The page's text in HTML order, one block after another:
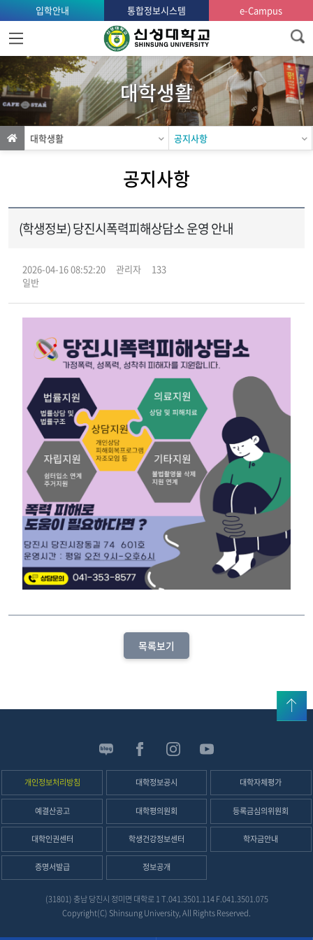
홈
으
로
가
기
입학안내 통합정보시스템 e-Campus
대학생활
대학생활 공지사항
공지사항
(학생정보) 당진시폭력피해상담소 운영 안내
2026-04-16 08:52:20 관리자
133
일반
목록보기
위로
개인정보처리방침
대학정보공시 대학자체평가
예결산공고 대학평의원회 등록금심의위원회
대학인권센터 학생건강정보센터 학자금안내
증명서발급 정보공개
(31801) 충남 당진시 정미면 대학로 1T.041.3501.114 F.041.3501.075
Copyright(C) Shinsung University, All Rights Reserved.